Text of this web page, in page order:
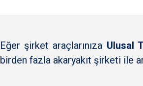
Eğer şirket araçlarınıza Ulusal
birden fazla akaryakıt şirketi ile